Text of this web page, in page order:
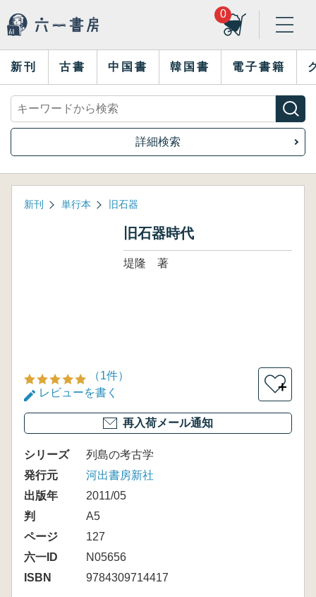
0
新刊 古書 中国書 韓国書 電子書籍
詳細検索
新刊 単行本 旧石器
旧石器時代
堤隆 著
（1件）
レビューを書く
＋
再入荷メール通知
シリーズ
列島の考古学
発行元
河出書房新社
出版年
2011/05
判
A5
ページ
127
六一ID
N05656
ISBN
9784309714417